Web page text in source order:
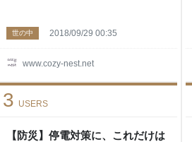
www.cozy-nest.net
世の中 2018/09/29 00:35
【防災】停電対策に、これだけは
3 USERS